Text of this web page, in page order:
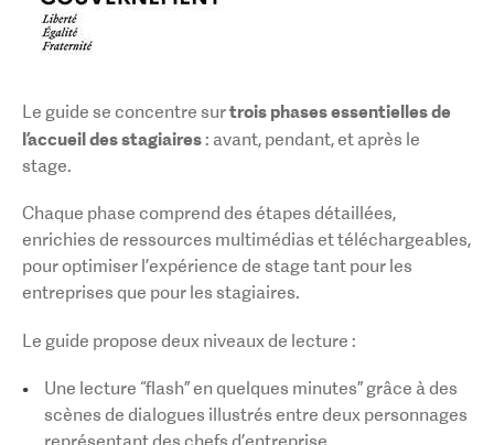
Le guide se concentre surtrois phases essentielles de
l’accueil des stagiaires : avant, pendant, et après le
stage.
Chaque phase comprend des étapes détaillées,
enrichies de ressources multimédias et téléchargeables,
pour optimiser l’expérience de stage tant pour les
entreprises que pour les stagiaires.
Le guide propose deux niveaux de lecture :
Une lecture “flash” en quelques minutes” grâce à des
scènes de dialogues illustrés entre deux personnages
représentant des chefs d’entreprise